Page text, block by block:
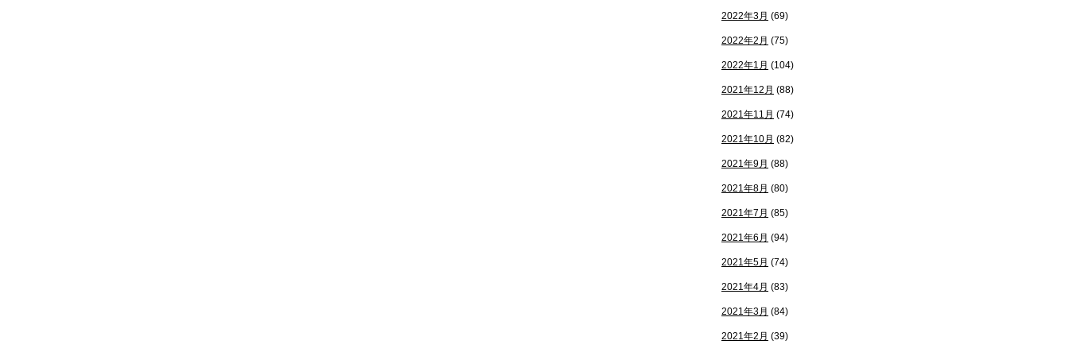
2022年3月 (69)
2022年2月 (75)
2022年1月 (104)
2021年12月 (88)
2021年11月 (74)
2021年10月 (82)
2021年9月 (88)
2021年8月 (80)
2021年7月 (85)
2021年6月 (94)
2021年5月 (74)
2021年4月 (83)
2021年3月 (84)
2021年2月 (39)